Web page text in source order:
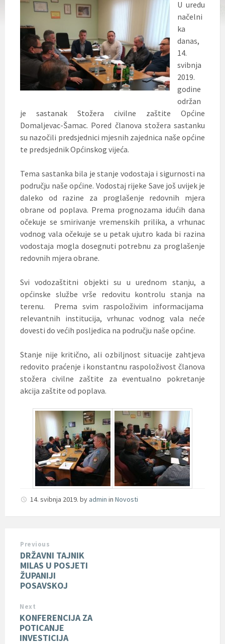
U uredu
načelni
ka
danas,
14.
svibnja
2019.
godine
održan
je sastanak Stožera civilne zaštite Općine
Domaljevac-Šamac. Pored članova stožera sastanku
su nazočili predsjednici mjesnih zajednica naše općine
te predsjednik Općinskog vijeća.
Tema sastanka bila je stanje vodostaja i sigurnosti na
području naše općine. Vodostaj rijeke Save još uvijek je
daleko od razine za proglašenje redovnih mjera
obrane od poplava. Prema prognozama idućih dana
očekuje se smirivanje vremenskih prilika, a vrhunac
vodnog vala očekuje se u petak ujutro kada bi razina
vodostaja mogla dosegnuti potrebnu za proglašenje
redovnih mjera obrane.
Svi vodozaštitni objekti su u urednom stanju, a
općinske službe vrše redovitu kontrolu stanja na
terenu. Prema svim raspoloživim informacijama
relevantnih institucija, vrhunac vodnog vala neće
dovesti do većih posljedica na području naše općine.
Stanje nije kritično, ali ozbiljnost situacije zahtjeva
redovito praćenje i konstantnu raspoloživost članova
stožera civilne zaštite za eventualno pokretanje
akcija zaštite od poplava.
14. svibnja 2019. by admin in Novosti
Previous
DRŽAVNI TAJNIK
MILAS U POSJETI
ŽUPANIJI
POSAVSKOJ
Next
KONFERENCIJA ZA
POTICANJE
INVESTICIJA